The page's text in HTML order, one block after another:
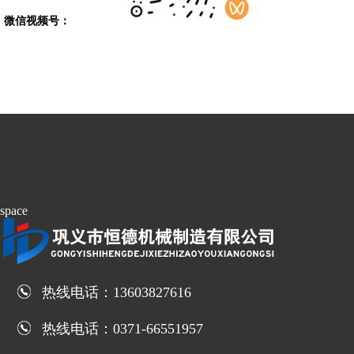
微信视频号：
space
热线电话：13603827616
热线电话：0371-66551957